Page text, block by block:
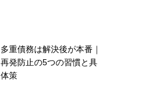
多重債務は解決後が本番｜
再発防止の5つの習慣と具
体策